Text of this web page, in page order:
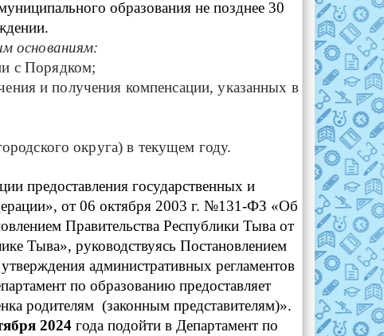
образования не позднее 30
основаниям:
с Порядком;
и получения компенсации, указанных в
округа) в текущем году.
предоставления государственных и
от 06 октября 2003 г. №131-ФЗ «Об
Правительства Республики Тыва от
Тыва», руководствуясь Постановлением
административных регламентов
по образованию предоставляет
родителям (законным представителям)».
2024 года подойти в Департамент по